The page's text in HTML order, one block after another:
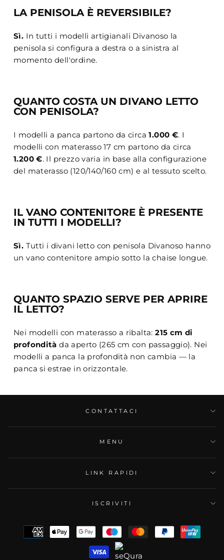
LA PENISOLA È REVERSIBILE?
Sì. In tutti i modelli artigianali Divanoso la
penisola si configura a destra o a sinistra al
momento dell'ordine.
QUANTO COSTA UN DIVANO LETTO
CON PENISOLA?
I modelli a panca partono da circa1.000 €. I
modelli con materasso 17 cm partono da circa
1.200 €. Il prezzo varia in base alla configurazione
del materasso (120/140/160 cm) e al tessuto scelto.
IL VANO CONTENITORE È PRESENTE
IN TUTTI I MODELLI?
Sì. Tutti i divani letto con penisola Divanoso hanno
un vano contenitore ampio sotto la chaise longue.
QUANTO SPAZIO SERVE PER APRIRE
IL LETTO?
Nei modelli con materasso a ribalta:215 cm di
profondità da aperto (265 cm con passaggio). Nei
modelli a panca la profondità non cambia — la
panca si estrae in orizzontale.
CONTATTACI
MENU
LINK RAPIDI
ISCRIVITI